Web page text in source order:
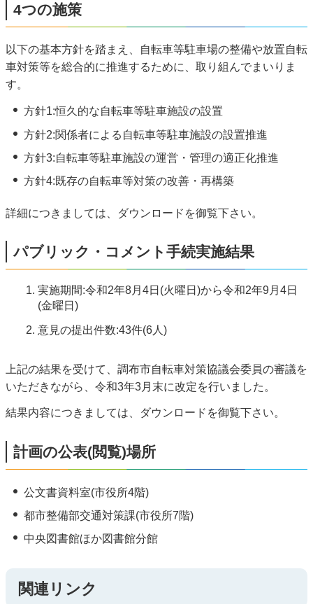
4つの施策
以下の基本方針を踏まえ、自転車等駐車場の整備や放置自転
車対策等を総合的に推進するために、取り組んでまいりま
す。
方針1:恒久的な自転車等駐車施設の設置
方針2:関係者による自転車等駐車施設の設置推進
方針3:自転車等駐車施設の運営・管理の適正化推進
方針4:既存の自転車等対策の改善・再構築
詳細につきましては、ダウンロードを御覧下さい。
パブリック・コメント手続実施結果
実施期間:令和2年8月4日(火曜日)から令和2年9月4日
(金曜日)
意見の提出件数:43件(6人)
上記の結果を受けて、調布市自転車対策協議会委員の審議を
いただきながら、令和3年3月末に改定を行いました。
結果内容につきましては、ダウンロードを御覧下さい。
計画の公表(閲覧)場所
公文書資料室(市役所4階)
都市整備部交通対策課(市役所7階)
中央図書館ほか図書館分館
関連リンク